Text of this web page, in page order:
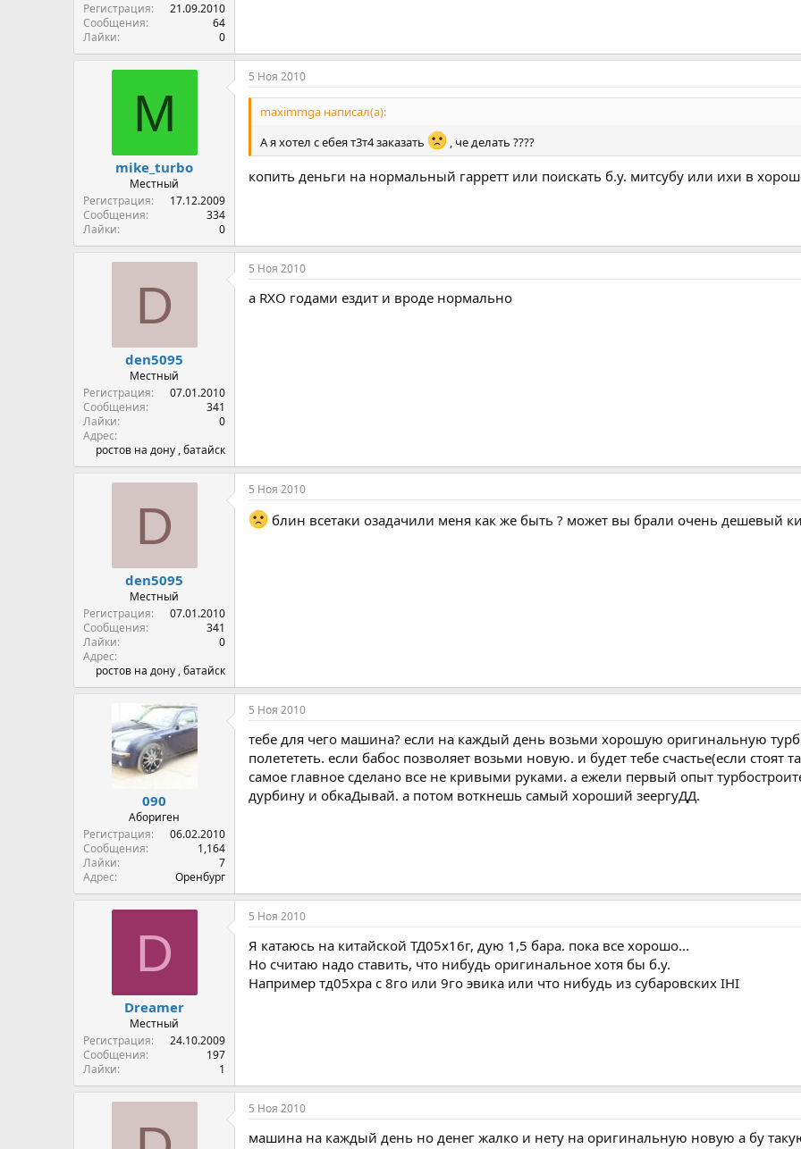
Регистрация
21.09.2010
Сообщения
64
Лайки
0
M
mike_turbo
Местный
Регистрация
17.12.2009
Сообщения
334
Лайки
0
5 Ноя 2010
maximmga написал(а):
А я хотел с ебея т3т4 заказать
, че делать ????
копить деньги на нормальный гарретт или поискать б.у. митсубу или ихи в
D
den5095
Местный
Регистрация
07.01.2010
Сообщения
341
Лайки
0
Адрес
ростов на дону , батайск
5 Ноя 2010
а RXO годами ездит и вроде нормально
D
den5095
Местный
Регистрация
07.01.2010
Сообщения
341
Лайки
0
Адрес
ростов на дону , батайск
5 Ноя 2010
блин всетаки озадачили меня как же быть ? может вы брали очень дешевый
090
Абориген
Регистрация
06.02.2010
Сообщения
1,164
Лайки
7
Адрес
Оренбург
5 Ноя 2010
тебе для чего машина? если на каждый день возьми хорошую оригинальную
полетететь. если бабос позволяет возьми новую. и будет тебе счастье(если стоят
самое главное сделано все не кривыми руками. а ежели первый опыт
дурбину и обкаДывай. а потом воткнешь самый хороший зеергуДД.
D
Dreamer
Местный
Регистрация
24.10.2009
Сообщения
197
Лайки
1
5 Ноя 2010
Я катаюсь на китайской ТД05х16г, дую 1,5 бара. пока все хорошо...
Но считаю надо ставить, что нибудь оригинальное хотя бы б.у.
Например тд05хра с 8го или 9го эвика или что нибудь из субаровских IHI
5 Ноя 2010
машина на каждый день но денег жалко и нету на оригинальную новую а бу